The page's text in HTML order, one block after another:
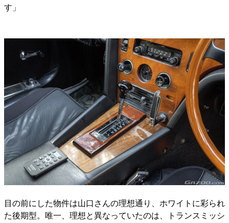
す」
目の前にした物件は山口さんの理想通り、ホワイトに彩られ
た後期型。唯一、理想と異なっていたのは、トランスミッシ